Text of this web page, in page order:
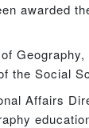
awarded
the Social
Affairs